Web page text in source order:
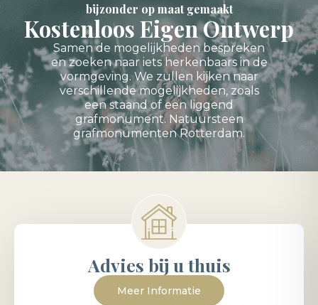
bijzonder op maat gemaakt
Kostenloos Eigen Ontwerp
Samen de mogelijkheden bespreken
en zoeken naar iets herkenbaars in de
vormgeving. We zullen kijken naar
verschillende mogelijkheden, zoals
een staand of een liggend
grafmonument. Natuursteen
grafmonumenten Rotterdam.
Advies bij u thuis
Meer Informatie